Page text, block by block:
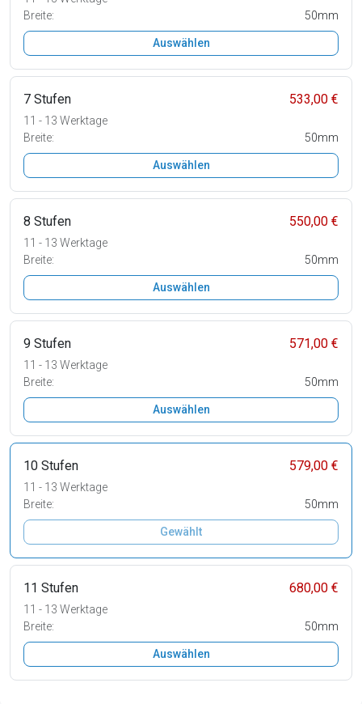
Breite:
50mm
Auswählen
7 Stufen 533,00 €
11 - 13 Werktage
Breite:
50mm
Auswählen
8 Stufen 550,00 €
11 - 13 Werktage
Breite:
50mm
Auswählen
9 Stufen 571,00 €
11 - 13 Werktage
Breite:
50mm
Auswählen
10 Stufen 579,00 €
11 - 13 Werktage
Breite:
50mm
Gewählt
11 Stufen 680,00 €
11 - 13 Werktage
Breite:
50mm
Auswählen